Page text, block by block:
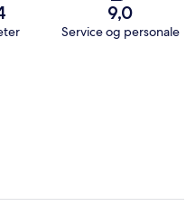
9,0
Service og personale